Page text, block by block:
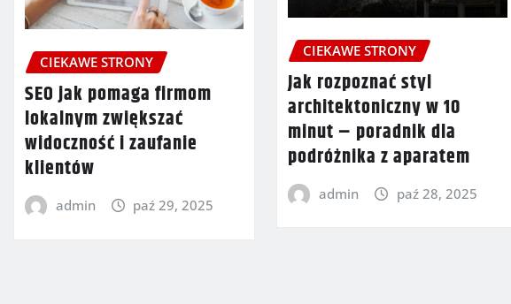
CIEKAWE STRONY
SEO jak pomaga firmom
lokalnym zwiększać
widoczność i zaufanie
klientów
admin paź 29, 2025
CIEKAWE STRONY
Jak rozpoznać styl
architektoniczny w 10
minut – poradnik dla
podróżnika z aparatem
admin paź 28, 2025